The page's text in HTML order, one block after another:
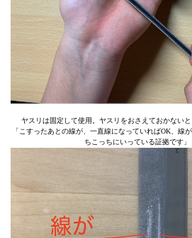
ヤスリは固定して使用。ヤスリをおさえておかない
「こすったあとの線が、一直線になっていればOK、線
ちこっちにいっている証拠です」